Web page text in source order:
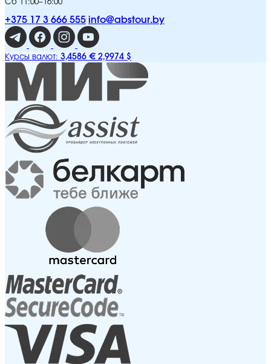
Сб 11:00–16:00
+375 17 3 666 555 info@abstour.by
Курсы валют: 3,4586 € 2,9974 $